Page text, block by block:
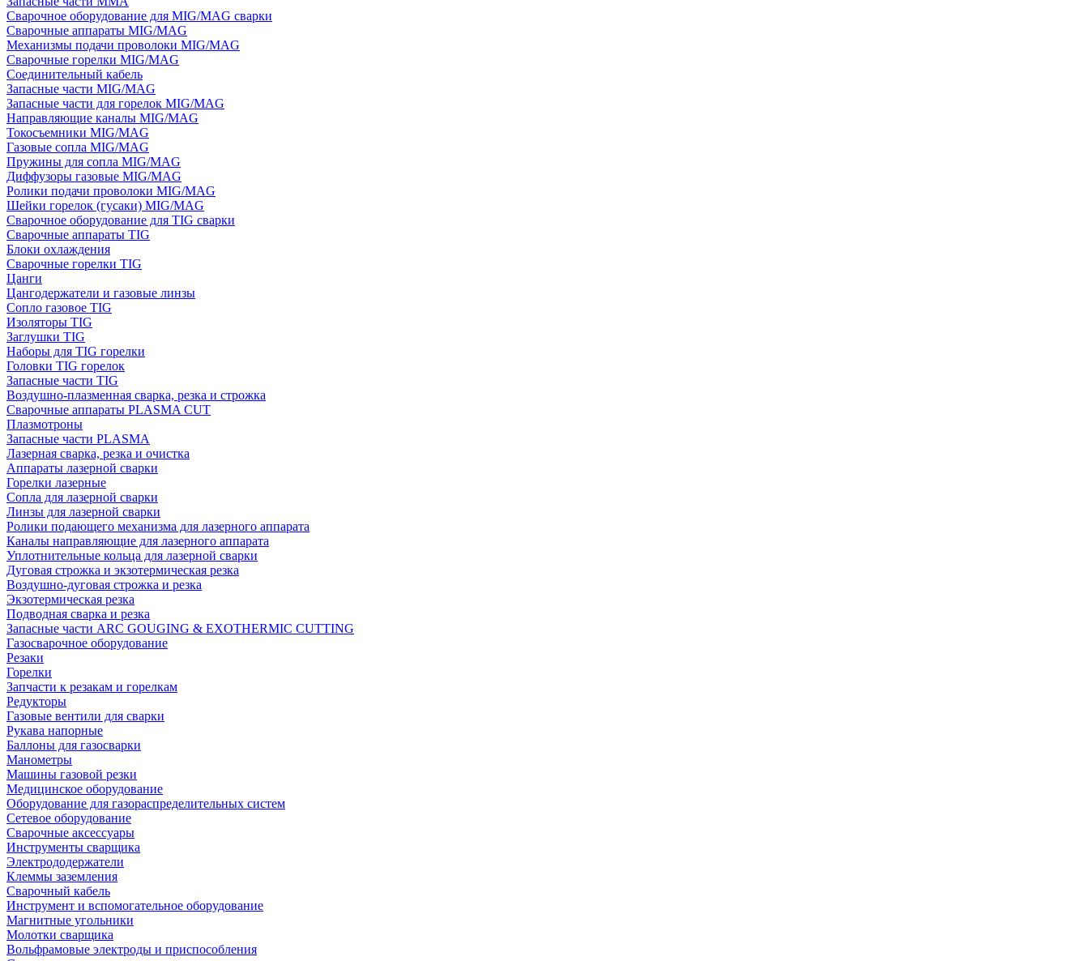
Сварочное оборудование для MIG/MAG сварки
Сварочные аппараты MIG/MAG
Механизмы подачи проволоки MIG/MAG
Сварочные горелки MIG/MAG
Соединительный кабель
Запасные части MIG/MAG
Запасные части для горелок MIG/MAG
Направляющие каналы MIG/MAG
Токосъемники MIG/MAG
Газовые сопла MIG/MAG
Пружины для сопла MIG/MAG
Диффузоры газовые MIG/MAG
Ролики подачи проволоки MIG/MAG
Шейки горелок (гусаки) MIG/MAG
Сварочное оборудование для TIG сварки
Сварочные аппараты TIG
Блоки охлаждения
Сварочные горелки TIG
Цанги
Цангодержатели и газовые линзы
Сопло газовое TIG
Изоляторы TIG
Заглушки TIG
Наборы для TIG горелки
Головки TIG горелок
Запасные части TIG
Воздушно-плазменная сварка, резка и строжка
Сварочные аппараты PLASMA CUT
Плазмотроны
Запасные части PLASMA
Лазерная сварка, резка и очистка
Аппараты лазерной сварки
Горелки лазерные
Сопла для лазерной сварки
Линзы для лазерной сварки
Ролики подающего механизма для лазерного аппарата
Каналы направляющие для лазерного аппарата
Уплотнительные кольца для лазерной сварки
Дуговая строжка и экзотермическая резка
Воздушно-дуговая строжка и резка
Экзотермическая резка
Подводная сварка и резка
Запасные части ARC GOUGING & EXOTHERMIC CUTTING
Газосварочное оборудование
Резаки
Горелки
Запчасти к резакам и горелкам
Редукторы
Газовые вентили для сварки
Рукава напорные
Баллоны для газосварки
Манометры
Машины газовой резки
Медицинское оборудование
Оборудование для газораспределительных систем
Сетевое оборудование
Сварочные аксессуары
Инструменты сварщика
Электрододержатели
Клеммы заземления
Сварочный кабель
Инструмент и вспомогательное оборудование
Магнитные угольники
Молотки сварщика
Вольфрамовые электроды и приспособления